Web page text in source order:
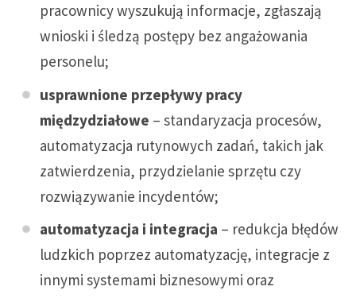
pracownicy wyszukują informacje, zgłaszają
wnioski i śledzą postępy bez angażowania
personelu;
usprawnione przepływy pracy
międzydziałowe – standaryzacja procesów,
automatyzacja rutynowych zadań, takich jak
zatwierdzenia, przydzielanie sprzętu czy
rozwiązywanie incydentów;
automatyzacja i integracja – redukcja błędów
ludzkich poprzez automatyzację, integracje z
innymi systemami biznesowymi oraz